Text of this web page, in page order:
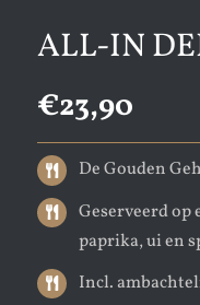
ALL-IN
€23,90
De Gouden
Geserveerd op
paprika, ui en
Incl.